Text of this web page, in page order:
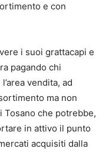
e con
i suoi grattacapi e
pagando chi
vendita, ad
ma non
Tosano che potrebbe,
in attivo il punto
acquisiti dalla